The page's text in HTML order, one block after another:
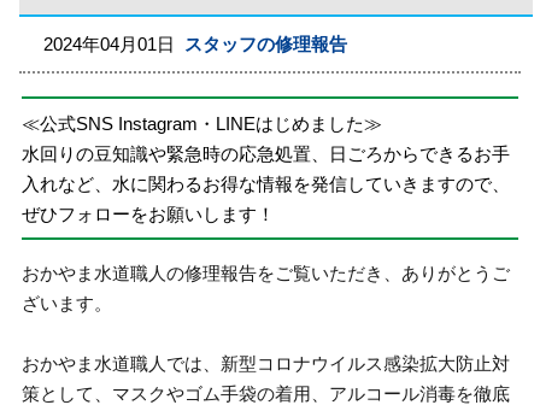
2024年04月01日 スタッフの修理報告
≪公式SNS Instagram・LINEはじめました≫
水回りの豆知識や緊急時の応急処置、日ごろからできるお手
入れなど、水に関わるお得な情報を発信していきますので、
ぜひフォローをお願いします！
おかやま水道職人の修理報告をご覧いただき、ありがとうご
ざいます。
おかやま水道職人では、新型コロナウイルス感染拡大防止対
策として、マスクやゴム手袋の着用、アルコール消毒を徹底